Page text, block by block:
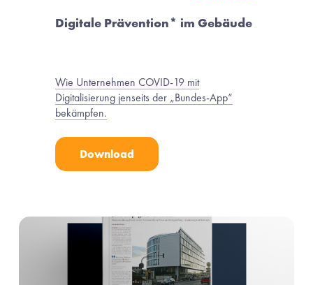
Digitale Prävention* im Gebäude
Wie Unternehmen COVID-19 mit
Digitalisierung jenseits der „Bundes-App“
bekämpfen.
Download